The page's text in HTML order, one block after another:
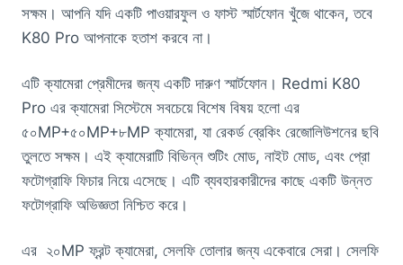
সক্ষম। আপনি যদি একটি পাওয়ারফুল ও ফাস্ট স্মার্টফোন খুঁজে থাকেন, তবে
K80 Pro আপনাকে হতাশ করবে না।
এটি ক্যামেরা প্রেমীদের জন্য একটি দারুণ স্মার্টফোন। Redmi K80
Pro এর ক্যামেরা সিস্টেমে সবচেয়ে বিশেষ বিষয় হলো এর
৫০MP+৫০MP+৮MP ক্যামেরা, যা রেকর্ড ব্রেকিং রেজোলিউশনের ছবি
তুলতে সক্ষম। এই ক্যামেরাটি বিভিন্ন শুটিং মোড, নাইট মোড, এবং প্রো
ফটোগ্রাফি ফিচার নিয়ে এসেছে। এটি ব্যবহারকারীদের কাছে একটি উন্নত
ফটোগ্রাফি অভিজ্ঞতা নিশ্চিত করে।
এর ২০MP ফ্রন্ট ক্যামেরা, সেলফি তোলার জন্য একেবারে সেরা। সেলফি